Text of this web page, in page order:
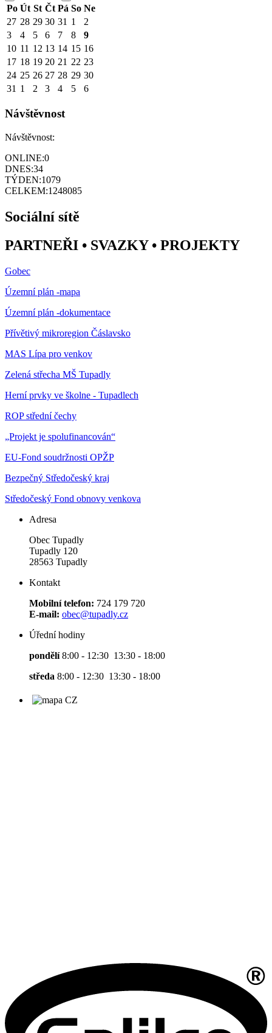
Po Út St Čt Pá So Ne
27 28 29 30 31 1
2
3
4 5 6 7 8
9
10 11 12 13 14 15 16
17 18 19 20 21 22 23
24 25 26 27 28 29 30
31 1 2 3 4 5 6
Návštěvnost
Návštěvnost:
ONLINE:0
DNES:34
TÝDEN:1079
CELKEM:1248085
Sociální sítě
PARTNEŘI • SVAZKY • PROJEKTY
Gobec
Územní plán -mapa
Územní plán -dokumentace
Přívětivý mikroregion Čáslavsko
MAS Lípa pro venkov
Zelená střecha MŠ Tupadly
Herní prvky ve školne - Tupadlech
ROP střední čechy
„Projekt je spolufinancován“
EU-Fond soudržnosti OPŽP
Bezpečný Středočeský kraj
Středočeský Fond obnovy venkova
Adresa
Obec Tupadly
Tupadly 120
28563 Tupadly
Kontakt
Mobilní telefon: 724 179 720
E-mail: obec@tupadly.cz
Úřední hodiny
pondělí8:00 - 12:30 13:30 - 18:00
středa 8:00 - 12:30 13:30 - 18:00